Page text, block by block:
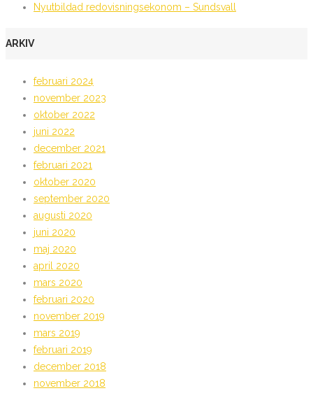
Nyutbildad redovisningsekonom – Sundsvall
ARKIV
februari 2024
november 2023
oktober 2022
juni 2022
december 2021
februari 2021
oktober 2020
september 2020
augusti 2020
juni 2020
maj 2020
april 2020
mars 2020
februari 2020
november 2019
mars 2019
februari 2019
december 2018
november 2018